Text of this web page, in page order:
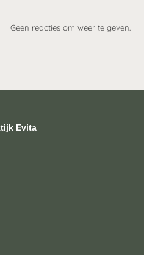
Geen reacties om weer te geven.
Evita